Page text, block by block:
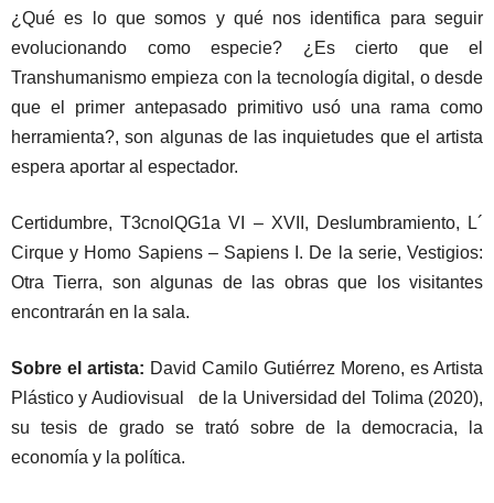
¿Qué es lo que somos y qué nos identifica para seguir
evolucionando como especie? ¿Es cierto que el
Transhumanismo empieza con la tecnología digital, o desde
que el primer antepasado primitivo usó una rama como
herramienta?, son algunas de las inquietudes que el artista
espera aportar al espectador.
Certidumbre, T3cnolQG1a VI – XVII, Deslumbramiento, L´
Cirque y Homo Sapiens – Sapiens I. De la serie, Vestigios:
Otra Tierra, son algunas de las obras que los visitantes
encontrarán en la sala.
Sobre el artista: David Camilo Gutiérrez Moreno, es Artista
Plástico y Audiovisual de la Universidad del Tolima (2020),
su tesis de grado se trató sobre de la democracia, la
economía y la política.